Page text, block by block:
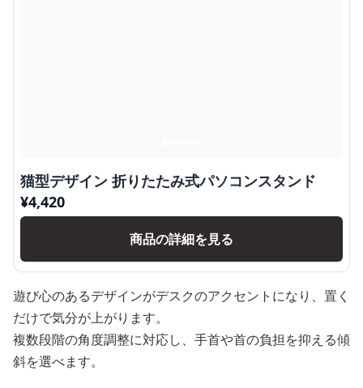
猫型デザイン 折りたたみ式パソコンスタンド
¥4,420
商品の詳細を見る
遊び心のあるデザインがデスクのアクセントになり、置く
だけで気分が上がります。
複数段階の角度調整に対応し、手首や首の負担を抑える傾
斜を選べます。